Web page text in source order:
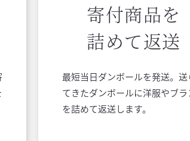
寄付商品を
詰めて返送
最短当日ダンボールを発送。
てきたダンボールに洋服やブラ
を詰めて返送します。